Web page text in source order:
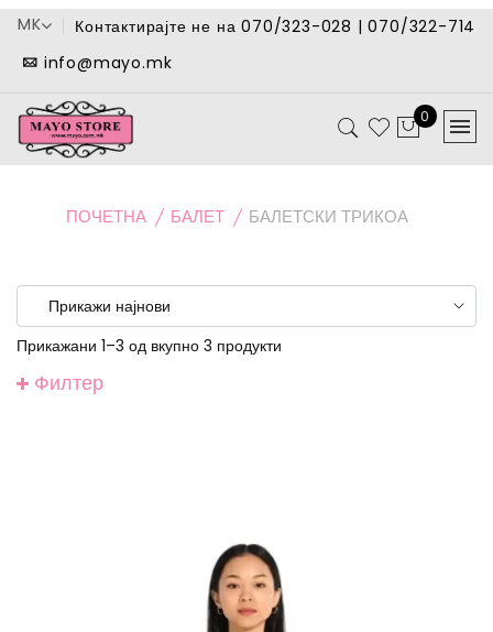
MK
Контактирајте не на 070/323-028 | 070/322-714
info@mayo.mk
0
ПОЧЕТНА БАЛЕТ БАЛЕТСКИ ТРИКОА
Прикажани 1–3 од вкупно 3 продукти
Филтер